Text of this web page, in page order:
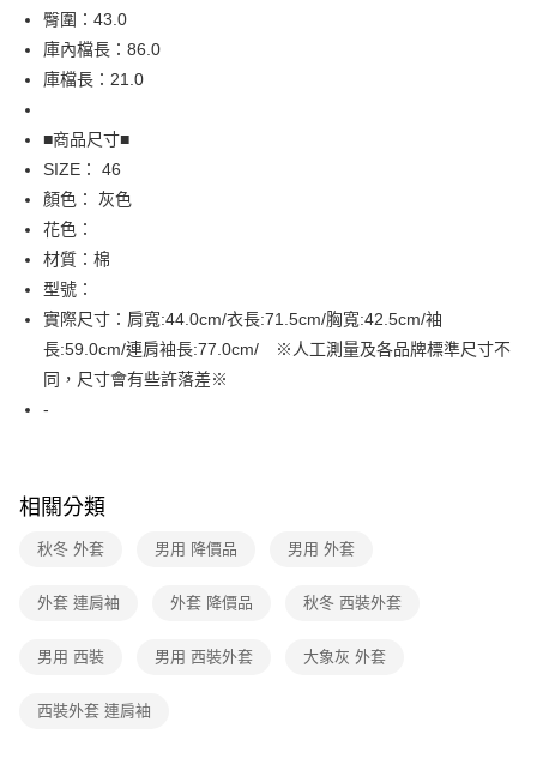
AFTEE先享後付
相關說明
【關於「AFTEE先享後付」】
AFTEE先享後付是「在收到商品之後才付款」的支付方式。 讓您購物簡單
便利好安心！
１．簡單：不需註冊會員、不需綁卡、不需儲值。
３．安心：先確認商品／服務後，再付款。
【「AFTEE先享後付」結帳流程】
１．於結帳方式選擇「AFTEE先享後付」後，將跳轉至「AFTEE先享後付」
結帳頁面，進行簡訊認證並確認金額後，即可完成結帳。
２．訂單成立數日內，您將收到繳費通知簡訊。
ATM／網路銀行／等多元方式進行付款，方視為交易完成。
※ 請注意：結帳手續完成當下不需立刻繳費，但若您需要取消訂單，請聯絡
購買商品的店家。未經商家同意取消之訂單仍視為有效，需透過AFTEE先享
後付繳納相關費用。
※ 交易是否成功請以「AFTEE先享後付 」之結帳頁面顯示為準，若有關於
【注意事項】
１．透過由恩沛科技股份有限公司提供之「AFTEE先享後付」服務完成之交
易，需依本服務之必要範圍內提供個人資料，並將交易相關給付款項請求債
https://aftee.tw/terms/#terms3
「AFTEE先享後付」，若未經同意申辦者引起之損失，本公司不負相關責
時審查核予不同之上限額度；若仍有額度不足之情形，本公司將視審查結果
全家取貨付款
免運費
免運費
7-11取貨付款
免運費
付款後7-11取貨
臀圍：43.0
庫內檔長：86.0
庫檔長：21.0
■商品尺寸■
SIZE： 46
顏色： 灰色
花色：
材質：棉
型號：
實際尺寸：肩寬:44.0cm/衣長:71.5cm/胸寬:42.5cm/袖
長:59.0cm/連肩袖長:77.0cm/ ※人工測量及各品牌標準尺寸不
同，尺寸會有些許落差※
-
相關分類
秋冬 外套 男用 降價品 男用 外套
外套 連肩袖 外套 降價品 秋冬 西裝外套
男用 西裝 男用 西裝外套 大象灰 外套
西裝外套 連肩袖